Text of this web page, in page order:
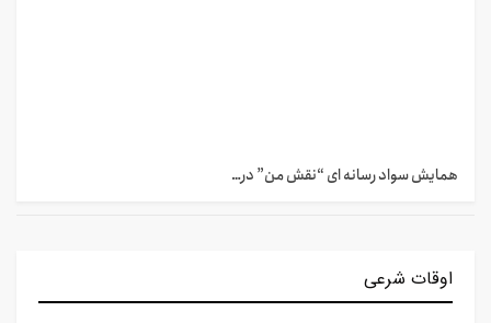
همایش سواد رسانه ای “نقش من” در…
اوقات شرعی